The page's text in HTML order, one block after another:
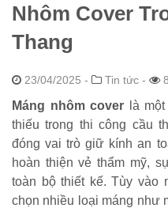
Nhôm Cover
Thang
23/04/2025 - Tin tức -
Máng nhôm cover là
thiếu trong thi công cầu
đóng vai trò giữ kính an
hoàn thiện vẻ thẩm mỹ,
toàn bộ thiết kế. Tùy vào
chọn nhiều loại máng như